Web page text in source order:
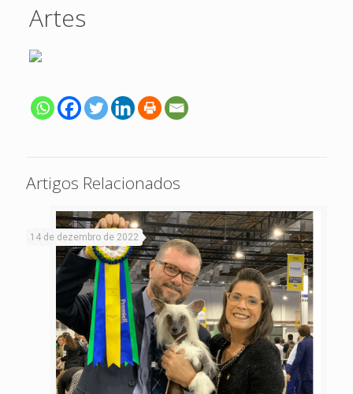
Artes
Artigos Relacionados
14 de dezembro de 2022